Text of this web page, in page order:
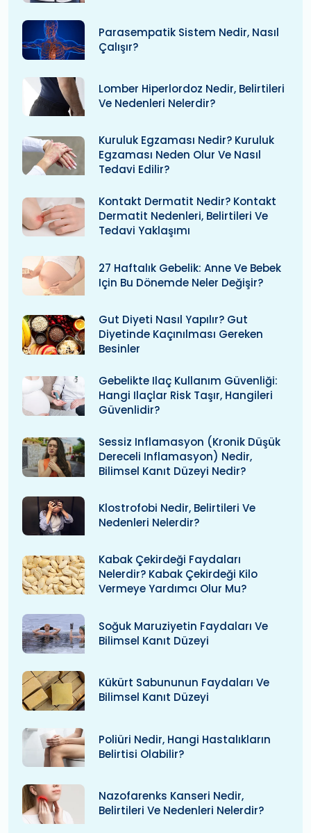
Parasempatik Sistem Nedir, Nasıl
Çalışır?
Lomber Hiperlordoz Nedir, Belirtileri
Ve Nedenleri Nelerdir?
Kuruluk Egzaması Nedir? Kuruluk
Egzaması Neden Olur Ve Nasıl
Tedavi Edilir?
Kontakt Dermatit Nedir? Kontakt
Dermatit Nedenleri, Belirtileri Ve
Tedavi Yaklaşımı
27 Haftalık Gebelik: Anne Ve Bebek
Için Bu Dönemde Neler Değişir?
Gut Diyeti Nasıl Yapılır? Gut
Diyetinde Kaçınılması Gereken
Besinler
Gebelikte Ilaç Kullanım Güvenliği:
Hangi Ilaçlar Risk Taşır, Hangileri
Güvenlidir?
Sessiz Inflamasyon (kronik Düşük
Dereceli Inflamasyon) Nedir,
Bilimsel Kanıt Düzeyi Nedir?
Klostrofobi Nedir, Belirtileri Ve
Nedenleri Nelerdir?
Kabak Çekirdeği Faydaları
Nelerdir? Kabak Çekirdeği Kilo
Vermeye Yardımcı Olur Mu?
Soğuk Maruziyetin Faydaları Ve
Bilimsel Kanıt Düzeyi
Kükürt Sabununun Faydaları Ve
Bilimsel Kanıt Düzeyi
Poliüri Nedir, Hangi Hastalıkların
Belirtisi Olabilir?
Nazofarenks Kanseri Nedir,
Belirtileri Ve Nedenleri Nelerdir?